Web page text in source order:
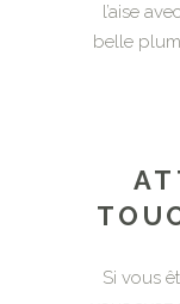
l’aise
belle
Si vous